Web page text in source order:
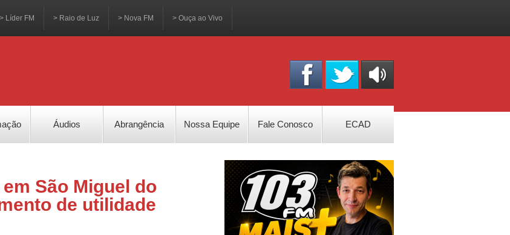
> Líder FM > Raio de Luz > Nova FM > Ouça ao Vivo
ONLINE
Áudios Abrangência Nossa Equipe Fale Conosco ECAD
São Miguel do
de utilidade